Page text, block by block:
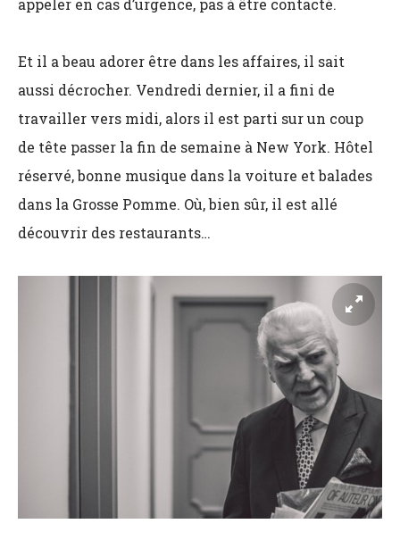
appeler en cas d’urgence, pas à être contacté.
Et il a beau adorer être dans les affaires, il sait
aussi décrocher. Vendredi dernier, il a fini de
travailler vers midi, alors il est parti sur un coup
de tête passer la fin de semaine à New York. Hôtel
réservé, bonne musique dans la voiture et balades
dans la Grosse Pomme. Où, bien sûr, il est allé
découvrir des restaurants…